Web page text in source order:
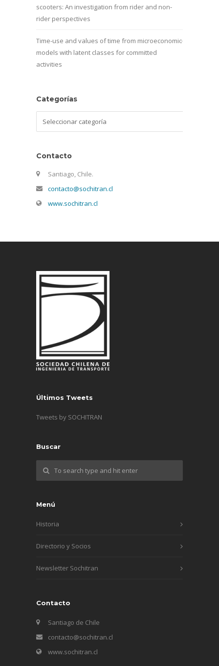
scooters: An investigation from rider and non-
rider perspectives
Time-use and values of time from microeconomic
models with latent classes for committed
activities
Categorías
Contacto
Santiago, Chile.
contacto@sochitran.cl
www.sochitran.cl
Últimos Tweets
Tweets by SOCHITRAN
Buscar
Menú
Historia
Directorio y Socios
Newsletter Sochitran
Contacto
Santiago de Chile
contacto@sochitran.cl
www.sochitran.cl